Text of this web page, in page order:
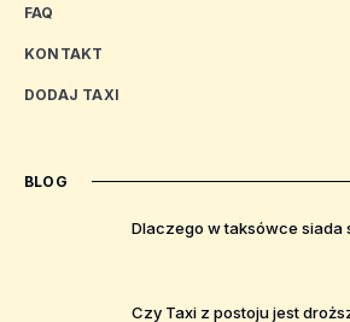
FAQ
KONTAKT
DODAJ TAXI
BLOG
Dlaczego w taksówce siada
Czy Taxi z postoju jest